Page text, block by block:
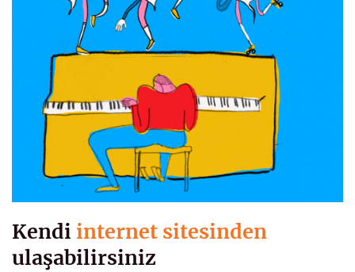
Kendi internet sitesinden
ulaşabilirsiniz